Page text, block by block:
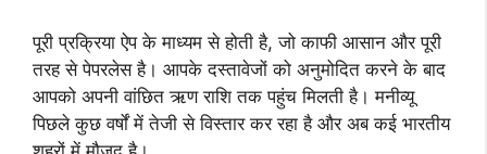
पूरी प्रक्रिया ऐप के माध्यम से होती है, जो काफी आसान और पूरी
तरह से पेपरलेस है। आपके दस्तावेजों को अनुमोदित करने के बाद
आपको अपनी वांछित ऋण राशि तक पहुंच मिलती है। मनीव्यू
पिछले कुछ वर्षों में तेजी से विस्तार कर रहा है और अब कई भारतीय